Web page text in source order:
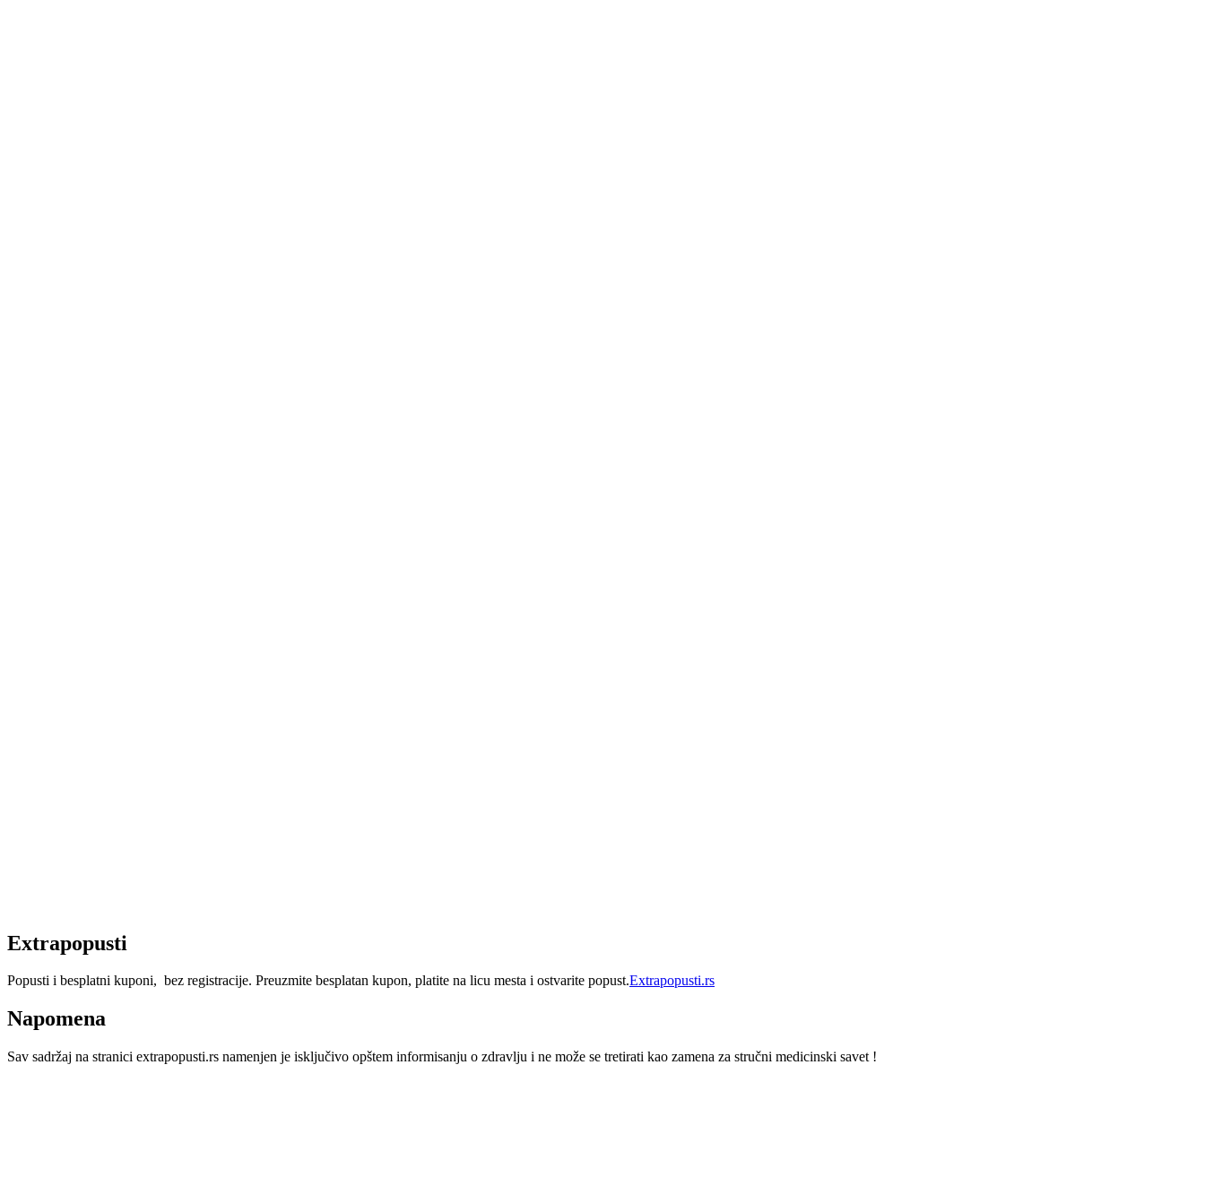
Extrapopusti
Popusti i besplatni kuponi, bez registracije. Preuzmite besplatan kupon, platite na licu mesta i ostvarite popust.Extrapopusti.rs
Napomena
Sav sadržaj na stranici extrapopusti.rs namenjen je isključivo opštem informisanju o zdravlju i ne može se tretirati kao zamena za stručni medicinski savet !